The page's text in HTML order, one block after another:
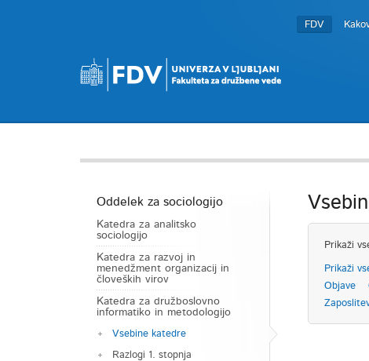
FDV
Oddelek za sociologijo
Katedra za analitsko
sociologijo
Katedra za razvoj in
menedžment organizacij in
človeških virov
Katedra za družboslovno
informatiko in metodologijo
Vsebine katedre
Razlogi 1. stopnja
Prikaži
Prikaži
Objave